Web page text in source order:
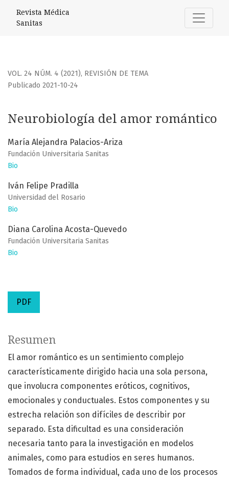
Revista Médica
Sanitas
VOL. 24 NÚM. 4 (2021), REVISIÓN DE TEMA
Neurobiología del amor romántico
Publicado 2021-10-24
María Alejandra Palacios-Ariza
Fundación Universitaria Sanitas
Bio
Iván Felipe Pradilla
Universidad del Rosario
Bio
Diana Carolina Acosta-Quevedo
Fundación Universitaria Sanitas
Bio
PDF
Resumen
El amor romántico es un sentimiento complejo
característicamente dirigido hacia una sola persona,
que involucra componentes eróticos, cognitivos,
emocionales y conductuales. Estos componentes y su
estrecha relación son difíciles de describir por
separado. Esta dificultad es una consideración
necesaria tanto para la investigación en modelos
animales, como para estudios en seres humanos.
Tomados de forma individual, cada uno de los procesos